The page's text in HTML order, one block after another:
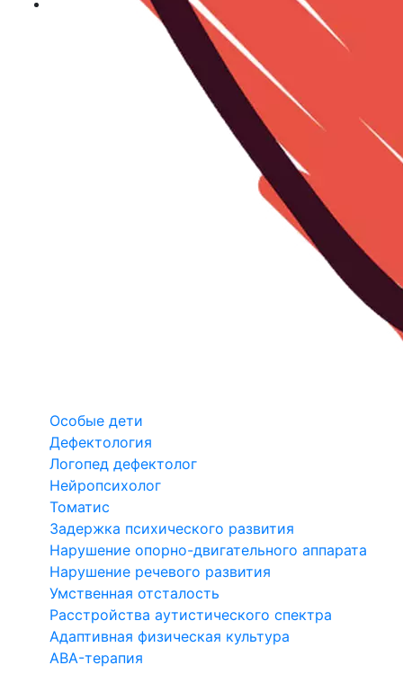
Особые дети
Дефектология
Логопед дефектолог
Нейропсихолог
Томатис
Задержка психического развития
Нарушение опорно-двигательного аппарата
Нарушение речевого развития
Умственная отсталость
Расстройства аутистического спектра
Адаптивная физическая культура
ABA-терапия